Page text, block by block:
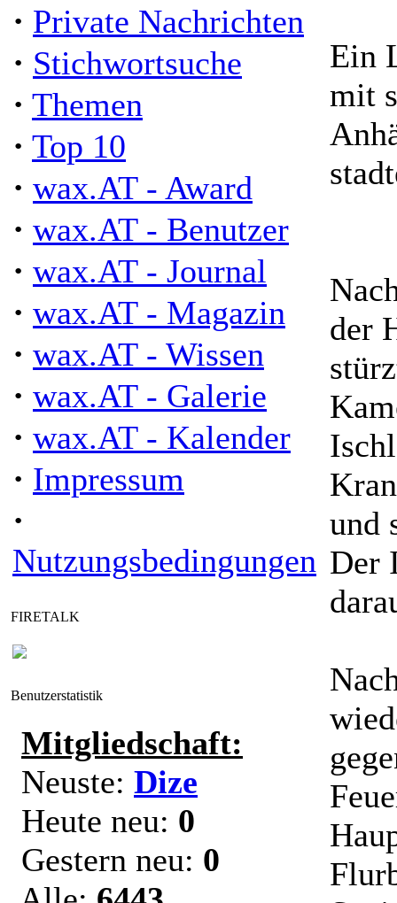
· Private Nachrichten
· Stichwortsuche
· Themen
· Top 10
· wax.AT - Award
· wax.AT - Benutzer
· wax.AT - Journal
· wax.AT - Magazin
· wax.AT - Wissen
· wax.AT - Galerie
· wax.AT - Kalender
· Impressum
·
Nutzungsbedingungen
FIRETALK
Benutzerstatistik
Mitgliedschaft:
Neuste: Dize
Heute neu: 0
Gestern neu: 0
Ein
mit
der
und
Der